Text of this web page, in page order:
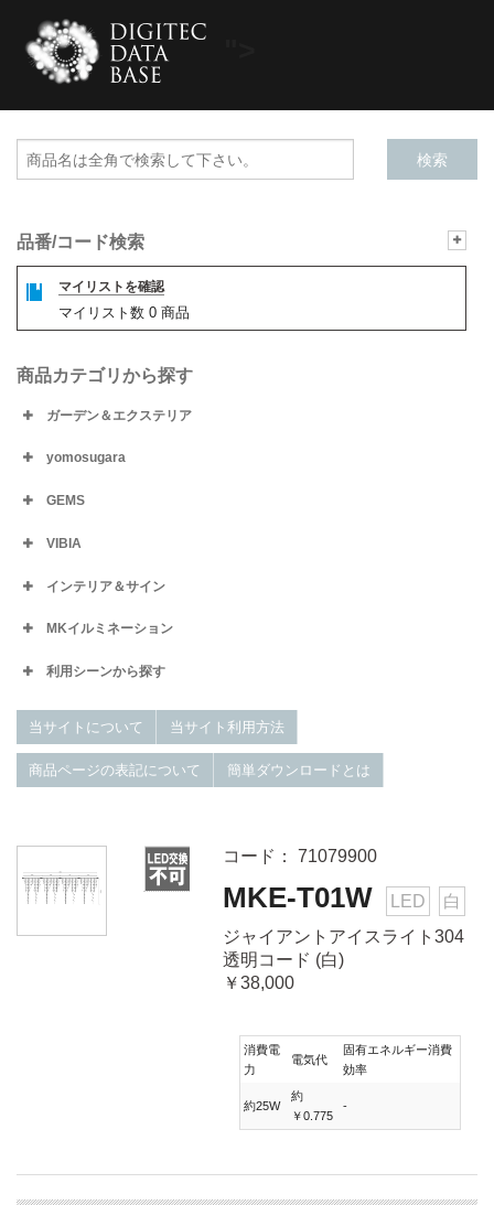
品番/コード検索
マイリストを確認
マイリスト数 0 商品
商品カテゴリから探す
ガーデン＆エクステリア
yomosugara
GEMS
VIBIA
インテリア＆サイン
MKイルミネーション
利用シーンから探す
当サイトについて 当サイト利用方法
商品ページの表記について 簡単ダウンロードとは
コード： 71079900
MKE-T01W LED
白
ジャイアントアイスライト304
透明コード (白)
￥38,000
消費電
力
電気代
固有エネルギー消費
効率
約25W
約
￥0.775
-